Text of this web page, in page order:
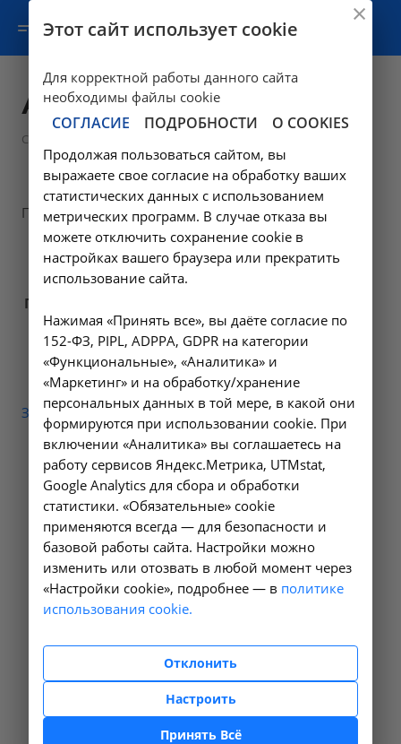
Авторизация
Статьи
Пожалуйста, авторизуйтесь:
Логин:
Пароль:
Запомнить меня на этом компьютере
Забыли свой пароль?
Этот сайт использует cookie
Для корректной работы данного сайта
необходимы файлы cookie
СОГЛАСИЕ ПОДРОБНОСТИ О COOKIES
Продолжая пользоваться сайтом, вы
выражаете свое согласие на обработку ваших
статистических данных с использованием
метрических программ. В случае отказа вы
можете отключить сохранение cookie в
настройках вашего браузера или прекратить
использование сайта.
Нажимая «Принять все», вы даёте согласие по
152-ФЗ, PIPL, ADPPA, GDPR на категории
«Функциональные», «Аналитика» и
«Маркетинг» и на обработку/хранение
персональных данных в той мере, в какой они
формируются при использовании cookie. При
включении «Аналитика» вы соглашаетесь на
работу сервисов Яндекс.Метрика, UTMstat,
Google Analytics для сбора и обработки
статистики. «Обязательные» cookie
применяются всегда — для безопасности и
базовой работы сайта. Настройки можно
изменить или отозвать в любой момент через
«Настройки cookie», подробнее — в политике
использования cookie.
Отклонить
Настроить
Принять Всё